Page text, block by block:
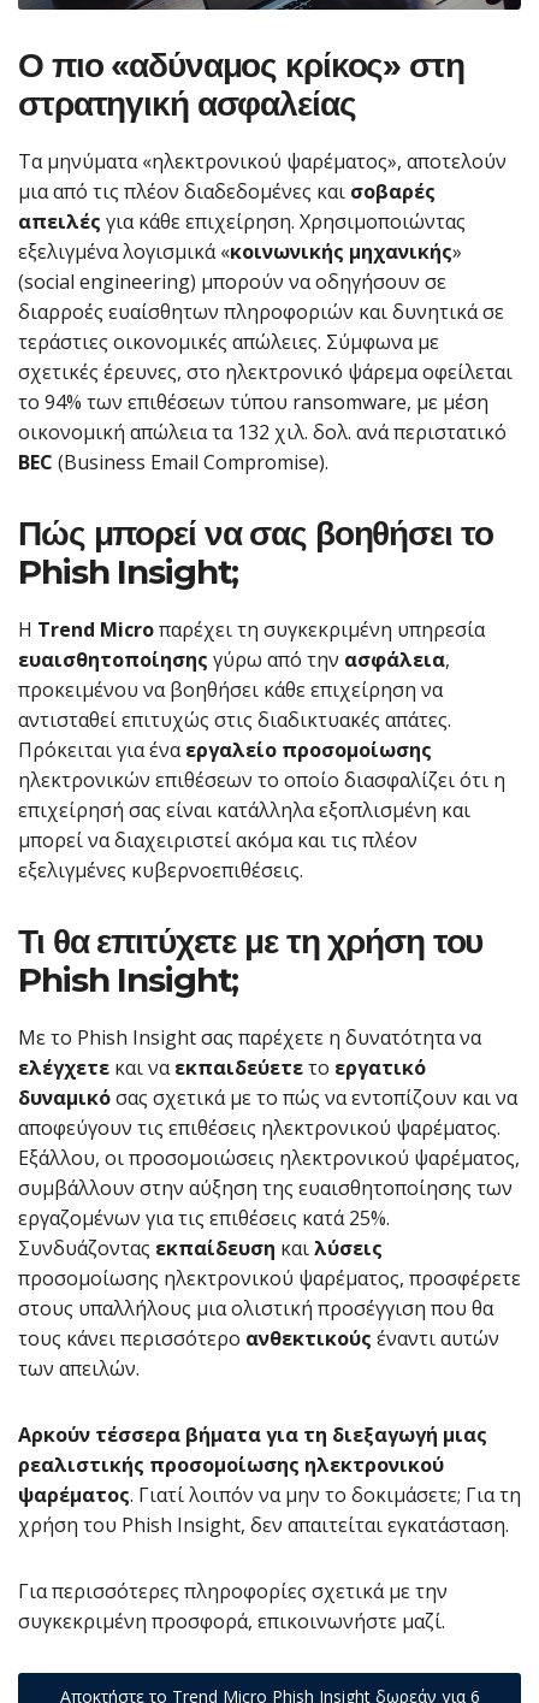
Ο πιο «αδύναμος κρίκος» στη
στρατηγική ασφαλείας
Τα μηνύματα «ηλεκτρονικού ψαρέματος», αποτελούν
μια από τις πλέον διαδεδομένες και σοβαρές
απειλές για κάθε επιχείρηση. Χρησιμοποιώντας
εξελιγμένα λογισμικά «κοινωνικής μηχανικής»
(social engineering) μπορούν να οδηγήσουν σε
διαρροές ευαίσθητων πληροφοριών και δυνητικά σε
τεράστιες οικονομικές απώλειες. Σύμφωνα με
σχετικές έρευνες, στο ηλεκτρονικό ψάρεμα οφείλεται
το 94% των επιθέσεων τύπου ransomware, με μέση
οικονομική απώλεια τα 132 χιλ. δολ. ανά περιστατικό
BEC (Business Email Compromise).
Πώς μπορεί να σας βοηθήσει το
Phish Insight;
Η Trend Microπαρέχει τη συγκεκριμένη υπηρεσία
ευαισθητοποίησης γύρω από την ασφάλεια,
προκειμένου να βοηθήσει κάθε επιχείρηση να
αντισταθεί επιτυχώς στις διαδικτυακές απάτες.
Πρόκειται για έναεργαλείο προσομοίωσης
ηλεκτρονικών επιθέσεων το οποίο διασφαλίζει ότι η
επιχείρησή σας είναι κατάλληλα εξοπλισμένη και
μπορεί να διαχειριστεί ακόμα και τις πλέον
εξελιγμένες κυβερνοεπιθέσεις.
Τι θα επιτύχετε με τη χρήση του
Phish Insight;
Με το Phish Insight σας παρέχετε η δυνατότητα να
ελέγχετε και ναεκπαιδεύετετο εργατικό
δυναμικόσας σχετικά με το πώς να εντοπίζουν και να
αποφεύγουν τις επιθέσεις ηλεκτρονικού ψαρέματος.
Εξάλλου, οι προσομοιώσεις ηλεκτρονικού ψαρέματος,
συμβάλλουν στην αύξηση της ευαισθητοποίησης των
εργαζομένων για τις επιθέσεις κατά 25%.
Συνδυάζοντας εκπαίδευση καιλύσεις
προσομοίωσης ηλεκτρονικού ψαρέματος, προσφέρετε
στους υπαλλήλους μια ολιστική προσέγγιση που θα
τους κάνει περισσότερο ανθεκτικούς έναντι αυτών
των απειλών.
Αρκούν τέσσερα βήματα για τη διεξαγωγή μιας
ρεαλιστικής προσομοίωσης ηλεκτρονικού
ψαρέματος. Γιατί λοιπόν να μην το δοκιμάσετε; Για τη
χρήση του Phish Insight, δεν απαιτείται εγκατάσταση.
Για περισσότερες πληροφορίες σχετικά με την
συγκεκριμένη προσφορά, επικοινωνήστε μαζί.
Αποκτήστε το Trend Micro Phish Insight δωρεάν για 6